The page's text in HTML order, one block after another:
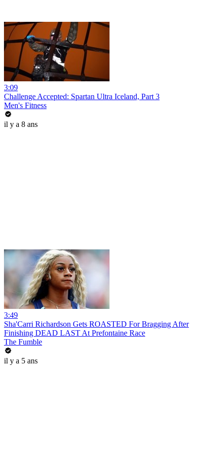
3:09
Challenge Accepted: Spartan Ultra Iceland, Part 3
Men's Fitness
il y a 8 ans
3:49
Sha'Carri Richardson Gets ROASTED For Bragging After
Finishing DEAD LAST At Prefontaine Race
The Fumble
il y a 5 ans